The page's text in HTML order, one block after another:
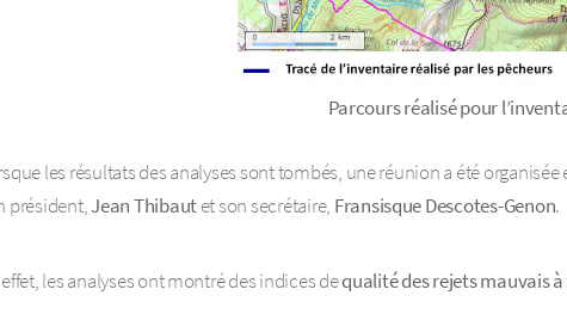
Parcours réalisé pour
les résultats des analyses sont tombés, une réunion a été organisée
président,Jean Thibautet son secrétaire, Fransisque Descotes-Genon.
les analyses ont montré des indices dequalité des rejets mauvais